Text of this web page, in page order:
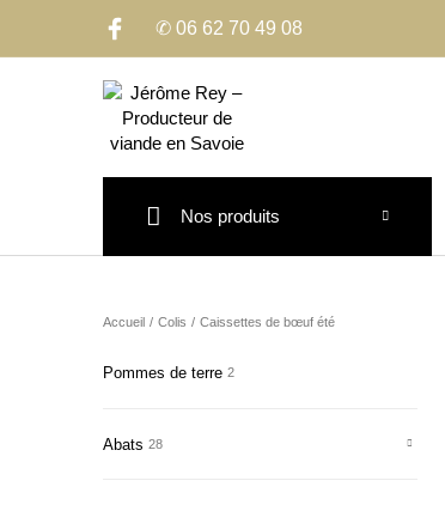
✆ 06 62 70 49 08
Nos produits
Accueil / Colis / Caissettes de bœuf été
Pommes de terre 2
Abats 28